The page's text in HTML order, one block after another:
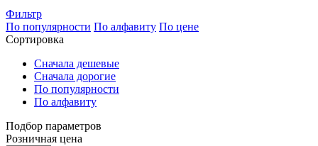
Фильтр
По популярности По алфавиту По цене
Сортировка
Сначала дешевые
Сначала дорогие
По популярности
По алфавиту
Подбор параметров
Розничная цена